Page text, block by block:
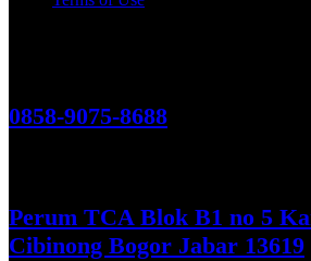
0858-9075-8688
Perum TCA Blok B1 no 5
Cibinong Bogor Jabar 13619